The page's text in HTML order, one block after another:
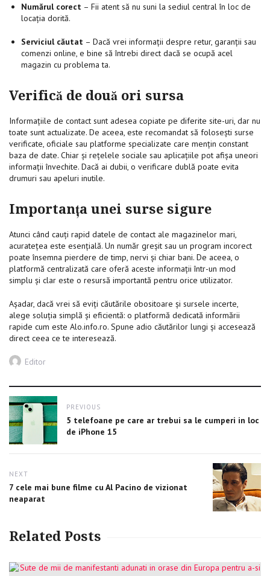
Numărul corect – Fii atent să nu suni la sediul central în loc de
locația dorită.
Serviciul căutat – Dacă vrei informații despre retur, garanții sau
comenzi online, e bine să întrebi direct dacă se ocupă acel
magazin cu problema ta.
Verifică de două ori sursa
Informațiile de contact sunt adesea copiate pe diferite site-uri, dar nu
toate sunt actualizate. De aceea, este recomandat să folosești surse
verificate, oficiale sau platforme specializate care mențin constant
baza de date. Chiar și rețelele sociale sau aplicațiile pot afișa uneori
informații învechite. Dacă ai dubii, o verificare dublă poate evita
drumuri sau apeluri inutile.
Importanța unei surse sigure
Atunci când cauți rapid datele de contact ale magazinelor mari,
acuratețea este esențială. Un număr greșit sau un program incorect
poate însemna pierdere de timp, nervi și chiar bani. De aceea, o
platformă centralizată care oferă aceste informații într-un mod
simplu și clar este o resursă importantă pentru orice utilizator.
Așadar, dacă vrei să eviți căutările obositoare și sursele incerte,
alege soluția simplă și eficientă: o platformă dedicată informării
rapide cum este Alo.info.ro. Spune adio căutărilor lungi și accesează
direct ceea ce te interesează.
Author
Editor
Post
navigation
PREVIOUS
Previous
post:
5 telefoane pe care ar trebui sa le cumperi in loc
de iPhone 15
NEXT
Next
post:
7 cele mai bune filme cu Al Pacino de vizionat
neaparat
Related Posts